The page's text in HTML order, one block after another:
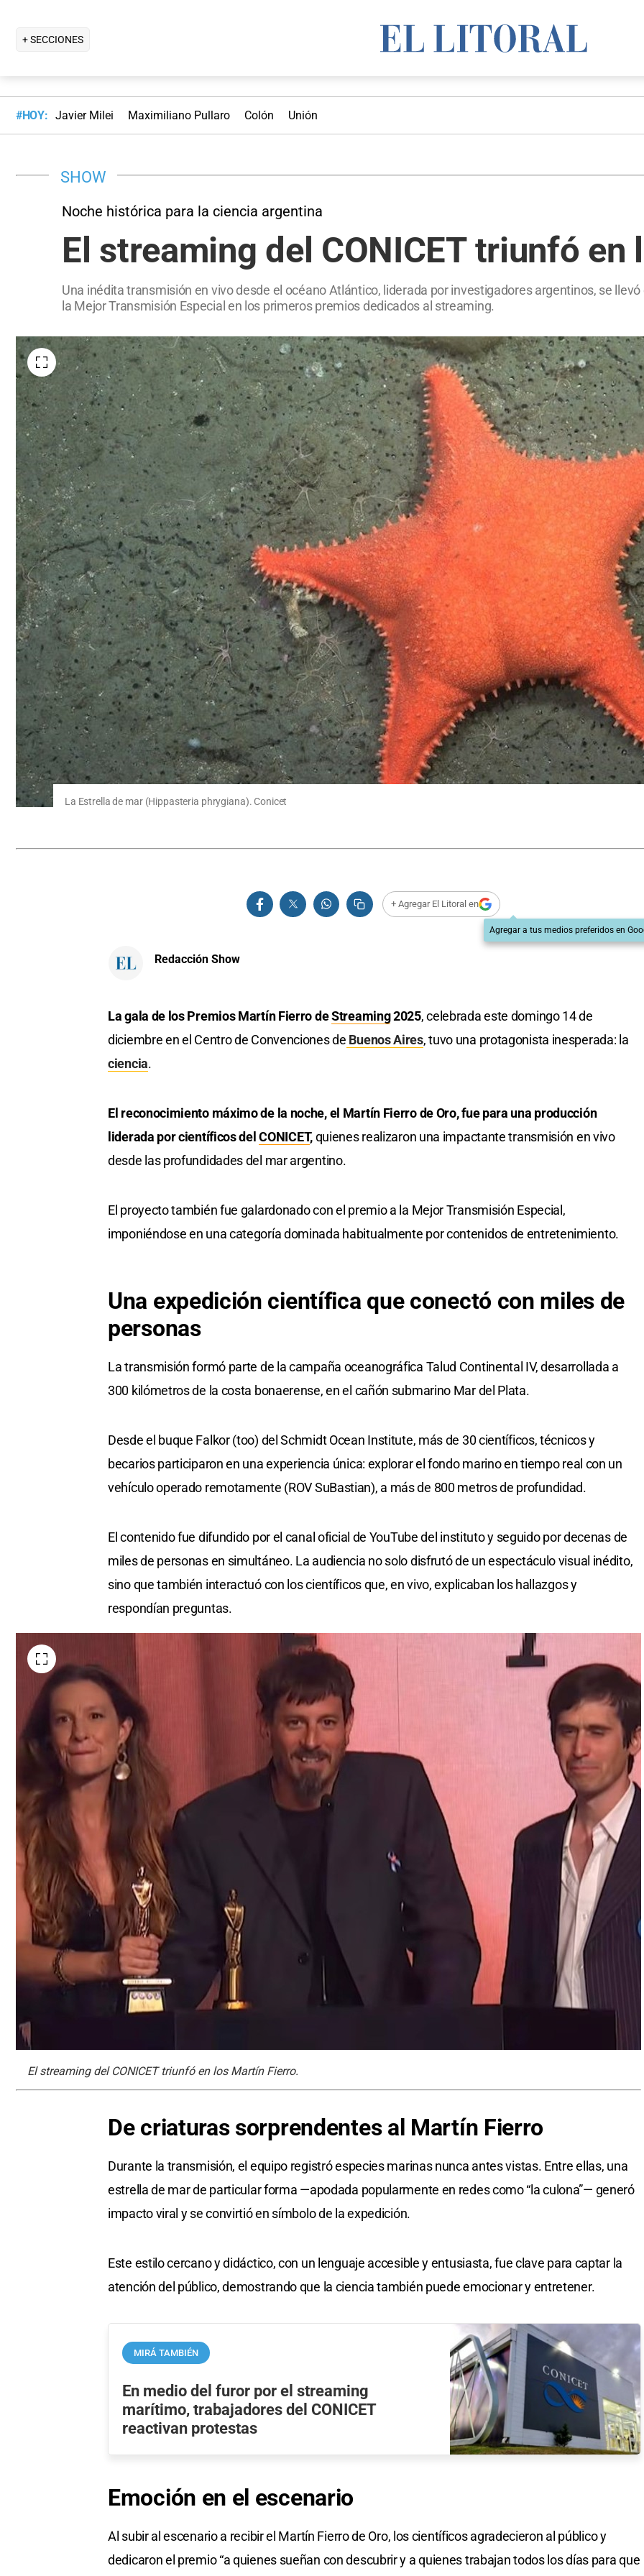
+ SECCIONES
#HOY: Javier Milei Maximiliano Pullaro Colón Unión
SHOW
Noche histórica para la ciencia argentina
El streaming del CONICET triunfó
Una inédita transmisión en vivo desde el océano Atlántico, liderada por investigadores argentinos, se
la Mejor Transmisión Especial en los primeros premios dedicados al streaming.
La Estrella de mar (Hippasteria phrygiana). Conicet
+ Agregar El Litoral en
Agregar a tus medios preferidos en
Redacción Show
La gala de los Premios Martín Fierro deStreaming2025, celebrada este domingo 14 de
diciembre en el Centro de Convenciones de Buenos Aires, tuvo una protagonista inesperada: la
ciencia.
El reconocimiento máximo de la noche, el Martín Fierro de Oro, fue para una producción
liderada por científicos delCONICET,quienes realizaron una impactante transmisión en vivo
desde las profundidades del mar argentino.
El proyecto también fue galardonado con el premio a la Mejor Transmisión Especial,
imponiéndose en una categoría dominada habitualmente por contenidos de entretenimiento.
Una expedición científica que conectó con miles de
personas
La transmisión formó parte de la campaña oceanográfica Talud Continental IV, desarrollada a
300 kilómetros de la costa bonaerense, en el cañón submarino Mar del Plata.
Desde el buque Falkor (too) del Schmidt Ocean Institute, más de 30 científicos, técnicos y
becarios participaron en una experiencia única: explorar el fondo marino en tiempo real con un
vehículo operado remotamente (ROV SuBastian), a más de 800 metros de profundidad.
El contenido fue difundido por el canal oficial de YouTube del instituto y seguido por decenas de
miles de personas en simultáneo. La audiencia no solo disfrutó de un espectáculo visual inédito,
sino que también interactuó con los científicos que, en vivo, explicaban los hallazgos y
respondían preguntas.
El streaming del CONICET triunfó en los Martín Fierro.
De criaturas sorprendentes al Martín Fierro
Durante la transmisión, el equipo registró especies marinas nunca antes vistas. Entre ellas, una
estrella de mar de particular forma —apodada popularmente en redes como “la culona”— generó
impacto viral y se convirtió en símbolo de la expedición.
Este estilo cercano y didáctico, con un lenguaje accesible y entusiasta, fue clave para captar la
atención del público, demostrando que la ciencia también puede emocionar y entretener.
MIRÁ TAMBIÉN
En medio del furor por el streaming
marítimo, trabajadores del CONICET
reactivan protestas
Emoción en el escenario
Al subir al escenario a recibir el Martín Fierro de Oro, los científicos agradecieron al público y
dedicaron el premio “a quienes sueñan con descubrir y a quienes trabajan todos los días para que